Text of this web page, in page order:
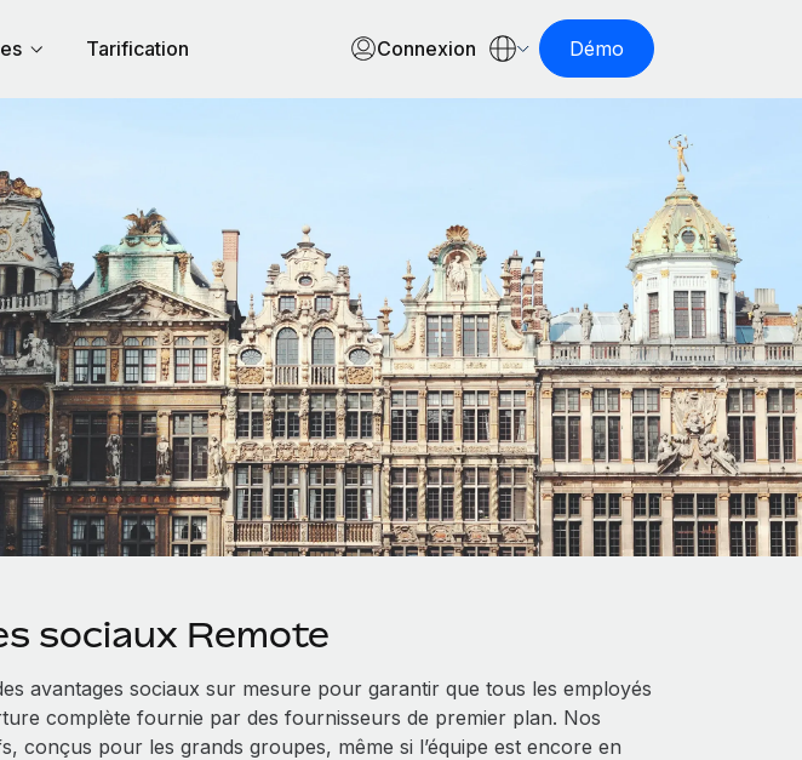
Tarification Connexion Démo
sociaux Remote
avantages sociaux sur mesure pour garantir que tous les employés
complète fournie par des fournisseurs de premier plan. Nos
conçus pour les grands groupes, même si l’équipe est encore en